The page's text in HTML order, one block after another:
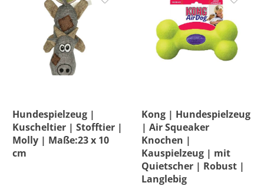
Hundespielzeug |
Kuscheltier | Stofftier |
Molly | Maße:23 x 10
cm
Kong | Hundespielzeug
| Air Squeaker
Knochen |
Kauspielzeug | mit
Quietscher | Robust |
Langlebig